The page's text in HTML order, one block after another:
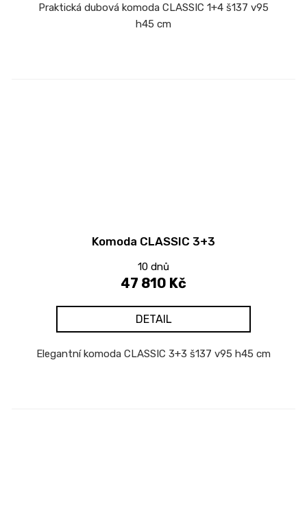
Praktická dubová komoda CLASSIC 1+4 š137 v95
h45 cm
Komoda CLASSIC 3+3
10 dnů
47 810 Kč
DETAIL
Elegantní komoda CLASSIC 3+3 š137 v95 h45 cm